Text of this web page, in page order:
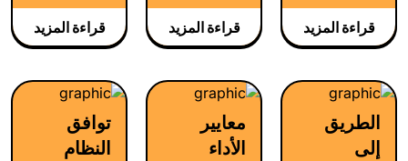
نقاط التثبيت
القابلة للضبط
في النهائية
التعافي.
قراءة المزيد قراءة المزيد قراءة المزيد
الطريق
إلى
معايير
الأداء
توافق
النظام